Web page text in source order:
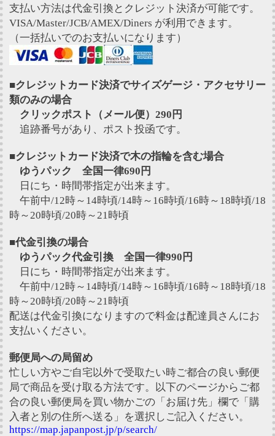
支払い方法は代金引換とクレジット決済が可能です。
VISA/Master/JCB/AMEX/Diners が利用できます。
（一括払いでのお支払いになります）
■クレジットカード決済でサイズゲージ・アクセサリー
類のみの場合
クリックポスト（メール便）290円
追跡番号があり、ポスト投函です。
■クレジットカード決済で木の指輪を含む場合
ゆうパック 全国一律690円
日にち・時間帯指定が出来ます。
午前中/12時～14時頃/14時～16時頃/16時～18時頃/18
時～20時頃/20時～21時頃
■代金引換の場合
ゆうパック代金引換 全国一律990円
日にち・時間帯指定が出来ます。
午前中/12時～14時頃/14時～16時頃/16時～18時頃/18
時～20時頃/20時～21時頃
配送は代金引換になりますので料金は配達員さんにお
支払いください。
郵便局への局留め
忙しい方やご自宅以外で受取たい時ご都合の良い郵便
局で商品を受け取る方法です。以下のページからご都
合の良い郵便局を買い物かごの「お届け先」欄で「購
入者と別の住所へ送る」を選択しご記入ください。
https://map.japanpost.jp/p/search/